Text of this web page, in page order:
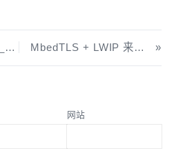
MbedTLS + LWIP 来访问 HTTPS
网站